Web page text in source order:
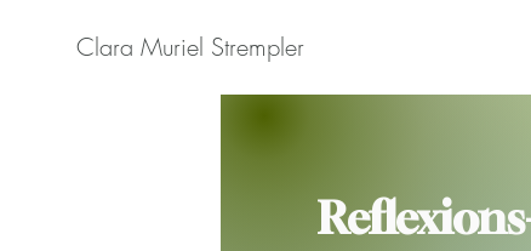
Clara Muriel Strempler